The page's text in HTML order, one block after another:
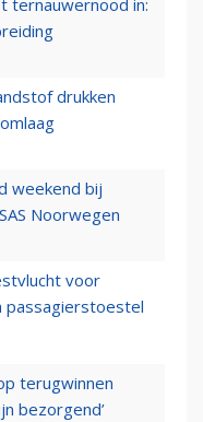
ternauwernood in:
drukken
weekend bij
Noorwegen
voor
passagierstoestel
terugwinnen
bezorgend’